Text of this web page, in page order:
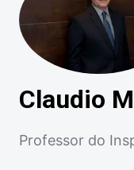
Claudio
Professor do